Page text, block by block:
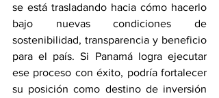
se está trasladando hacia cómo hacerlo
bajo nuevas condiciones de
sostenibilidad, transparencia y beneficio
para el país. Si Panamá logra ejecutar
ese proceso con éxito, podría fortalecer
su posición como destino de inversión